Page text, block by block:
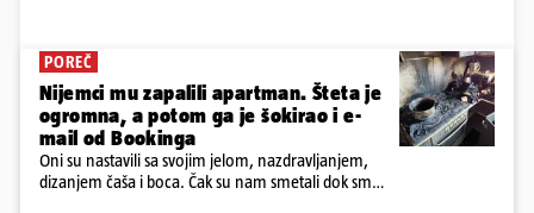
POREČ
Nijemci mu zapalili apartman. Šteta je
ogromna, a potom ga je šokirao i e-
mail od Bookinga
Oni su nastavili sa svojim jelom, nazdravljanjem,
dizanjem čaša i boca. Čak su nam smetali dok smo